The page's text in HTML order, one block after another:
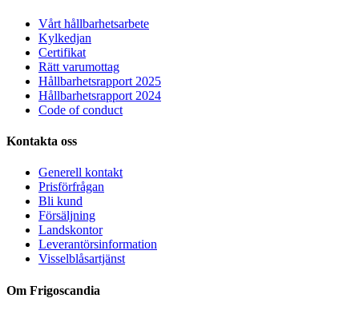
Vårt hållbarhetsarbete
Kylkedjan
Certifikat
Rätt varumottag
Hållbarhetsrapport 2025
Hållbarhetsrapport 2024
Code of conduct
Kontakta oss
Generell kontakt
Prisförfrågan
Bli kund
Försäljning
Landskontor
Leverantörsinformation
Visselblåsartjänst
Om Frigoscandia